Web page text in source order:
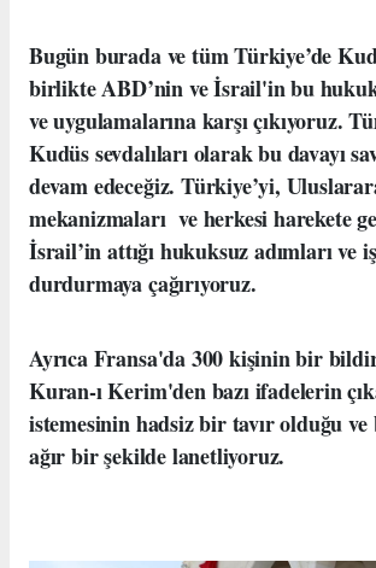
Bugün burada ve tümTürkiye’de
birlikte ABD’nin ve İsrail'in bu
ve uygulamalarına karşı çıkıyoruz.
Kudüs sevdalıları olarak bu davayı
devam edeceğiz. Türkiye’yi,
mekanizmaları ve herkesi harekete
İsrail’in attığı hukuksuz adımları ve
durdurmaya çağırıyoruz.
Ayrıca Fransa'da 300 kişinin bir
Kuran-ı Kerim'den bazı ifadelerin
istemesinin hadsiz bir tavır olduğu
ağır bir şekilde lanetliyoruz.